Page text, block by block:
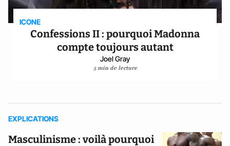
ICONE
Confessions II : pourquoi Madonna
compte toujours autant
Joel Gray
5 min de lecture
EXPLICATIONS
Masculinisme : voilà pourquoi